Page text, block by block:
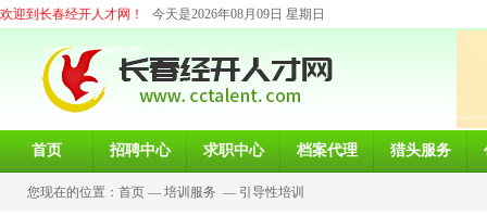
欢迎到长春经开人才网！ 今天是2026年08月09日 星期日
首页 招聘中心 求职中心 档案代理 猎头服务
您现在的位置： 首页 — 培训服务 — 引导性培训